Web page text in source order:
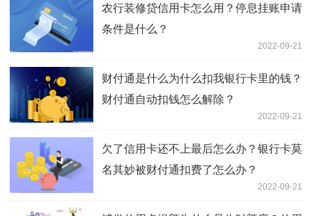
农行装修贷信用卡怎么用？停息挂账申请
条件是什么？
2022-09-21
财付通是什么为什么扣我银行卡里的钱？
财付通自动扣钱怎么解除？
2022-09-21
欠了信用卡还不上最后怎么办？银行卡莫
名其妙被财付通扣费了怎么办？
2022-09-21